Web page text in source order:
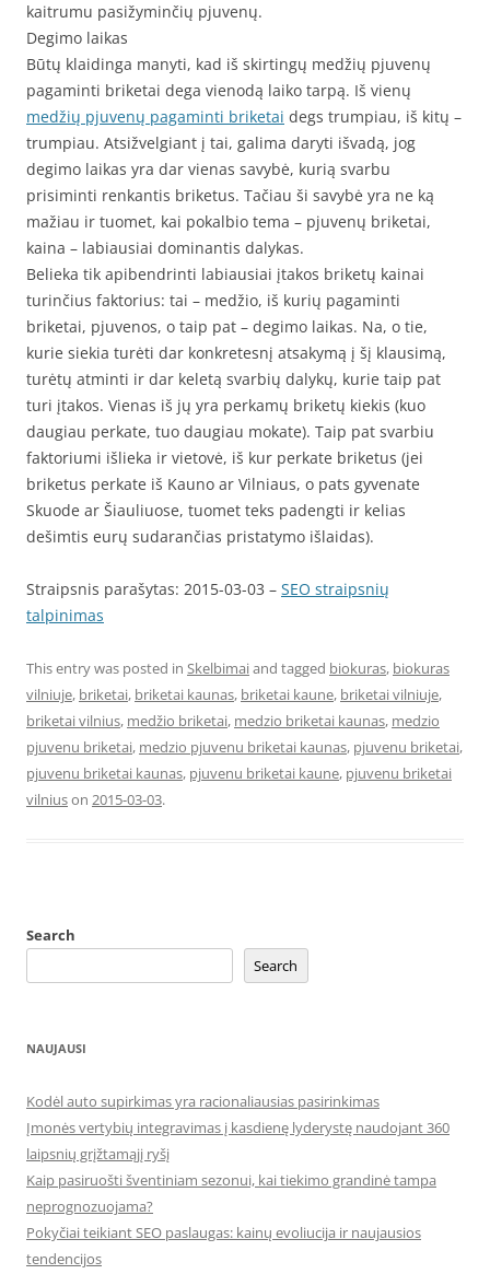
kaitrumu pasižyminčių pjuvenų.
Degimo laikas
Būtų klaidinga manyti, kad iš skirtingų medžių pjuvenų
pagaminti briketai dega vienodą laiko tarpą. Iš vienų
medžių pjuvenų pagaminti briketai degs trumpiau, iš kitų –
trumpiau. Atsižvelgiant į tai, galima daryti išvadą, jog
degimo laikas yra dar vienas savybė, kurią svarbu
prisiminti renkantis briketus. Tačiau ši savybė yra ne ką
mažiau ir tuomet, kai pokalbio tema – pjuvenų briketai,
kaina – labiausiai dominantis dalykas.
Belieka tik apibendrinti labiausiai įtakos briketų kainai
turinčius faktorius: tai – medžio, iš kurių pagaminti
briketai, pjuvenos, o taip pat – degimo laikas. Na, o tie,
kurie siekia turėti dar konkretesnį atsakymą į šį klausimą,
turėtų atminti ir dar keletą svarbių dalykų, kurie taip pat
turi įtakos. Vienas iš jų yra perkamų briketų kiekis (kuo
daugiau perkate, tuo daugiau mokate). Taip pat svarbiu
faktoriumi išlieka ir vietovė, iš kur perkate briketus (jei
briketus perkate iš Kauno ar Vilniaus, o pats gyvenate
Skuode ar Šiauliuose, tuomet teks padengti ir kelias
dešimtis eurų sudarančias pristatymo išlaidas).
Straipsnis parašytas: 2015-03-03 – SEO straipsnių
talpinimas
This entry was posted in Skelbimaiand tagged biokuras, biokuras
vilniuje, briketai, briketai kaunas, briketai kaune, briketai vilniuje,
briketai vilnius, medžio briketai, medzio briketai kaunas, medzio
pjuvenu briketai, medzio pjuvenu briketai kaunas, pjuvenu briketai,
pjuvenu briketai kaunas, pjuvenu briketai kaune, pjuvenu briketai
vilniuson 2015-03-03.
Search
Search
NAUJAUSI
Kodėl auto supirkimas yra racionaliausias pasirinkimas
Įmonės vertybių integravimas į kasdienę lyderystę naudojant 360
laipsnių grįžtamąjį ryšį
Kaip pasiruošti šventiniam sezonui, kai tiekimo grandinė tampa
neprognozuojama?
Pokyčiai teikiant SEO paslaugas: kainų evoliucija ir naujausios
tendencijos